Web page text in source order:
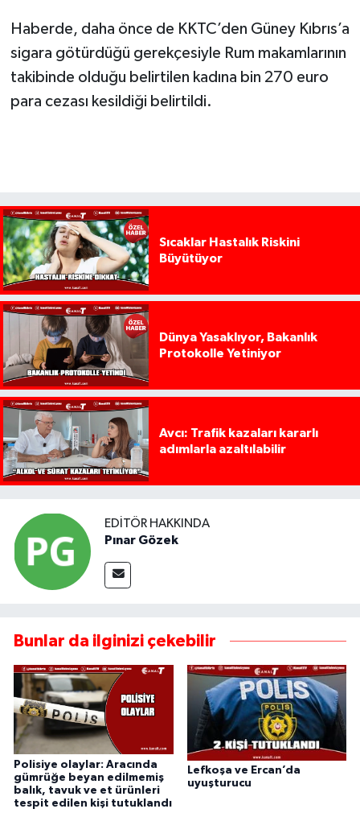
Haberde, daha önce de KKTC’den Güney Kıbrıs’a
sigara götürdüğü gerekçesiyle Rum makamlarının
takibinde olduğu belirtilen kadına bin 270 euro
para cezası kesildiği belirtildi.
Sıcaklar Hastalık Riskini
Büyütüyor
Dünya Yasaklıyor, Bakanlık
Protokolle Yetiniyor
Avcı: Trafik kazaları kararlı
adımlarla azaltılabilir
EDITÖR HAKKINDA
Pınar Gözek
Bunlar da ilginizi çekebilir
Polisiye olaylar: Aracında
gümrüğe beyan edilmemiş
balık, tavuk ve et ürünleri
tespit edilen kişi tutuklandı
Lefkoşa ve Ercan’da
uyuşturucu